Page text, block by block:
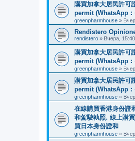
購買加拿大居民許可
permit (WhatsApp：
greenpharmhouse »
Rendistero
rendistero » Вчера, 15:40
購買加拿大居民許可
permit (WhatsApp：
greenpharmhouse »
購買加拿大居民許可
permit (WhatsApp：
greenpharmhouse »
在線購買香港身份證
和駕駛執照. 線上購
買日本身份證和
greenpharmhouse »